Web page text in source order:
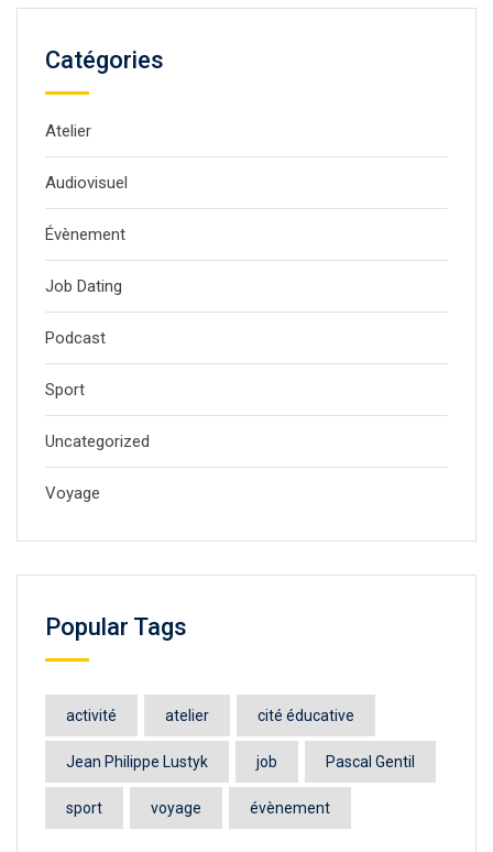
Catégories
Atelier
Audiovisuel
Évènement
Job Dating
Podcast
Sport
Uncategorized
Voyage
Popular Tags
activité atelier cité éducative
Jean Philippe Lustyk job Pascal Gentil
sport voyage évènement